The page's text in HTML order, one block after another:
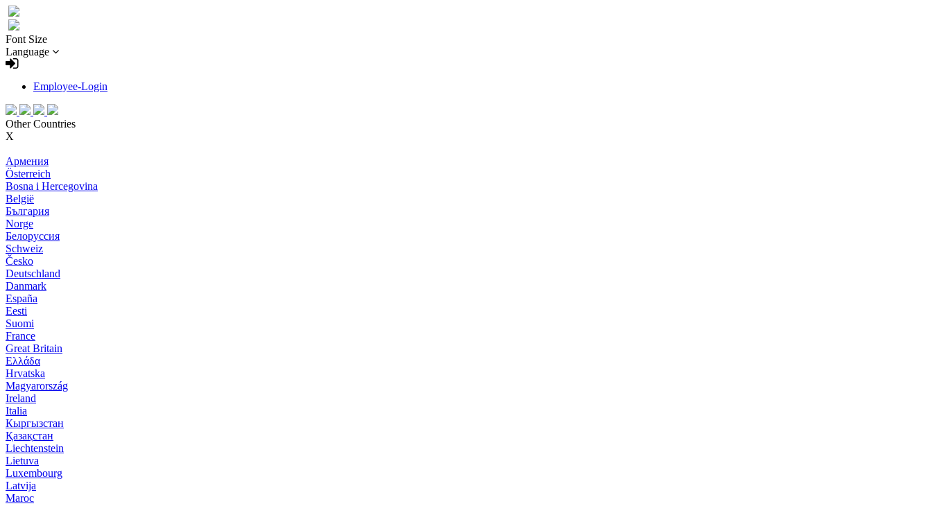
Font Size
Language
Employee-Login
Other Countries
X
Армения
Österreich
Bosna i Hercegovina
België
България
Norge
Белоруссия
Schweiz
Česko
Deutschland
Danmark
España
Eesti
Suomi
France
Great Britain
Ελλάδα
Hrvatska
Magyarország
Ireland
Italia
Кыргызстан
Қазақстан
Liechtenstein
Lietuva
Luxembourg
Latvija
Maroc